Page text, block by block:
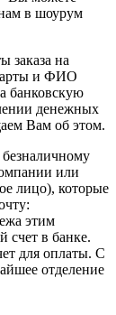
в шоурум
заказа на
и ФИО
банковскую
денежных
Вам об этом.
или
лицо), которые
этим
счет в банке.
для оплаты. С
отделение